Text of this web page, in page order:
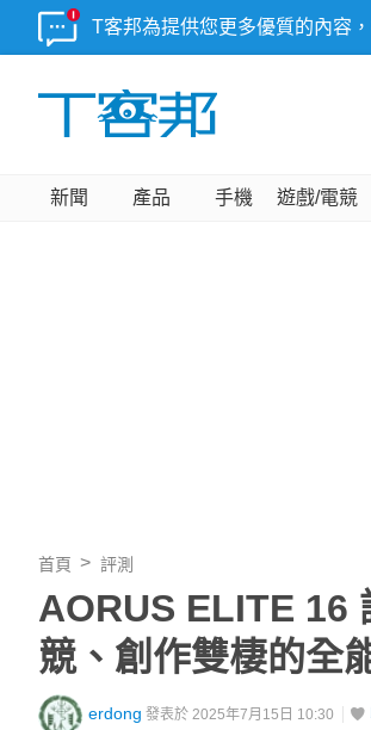
T客邦為提供您更多優質的內容
新聞 產品 手機 遊戲/電競
首頁 評測
AORUS ELITE 16
競、創作雙棲的全
erdong 發表於 2025年7月15日 10:30